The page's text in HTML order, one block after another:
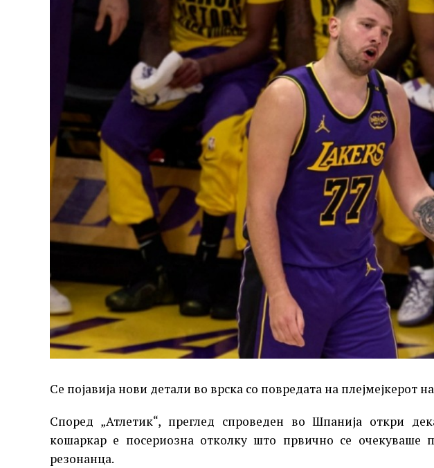
Се појавија нови детали во врска со повредата на плејмејкерот
Според „Атлетик“, преглед спроведен во Шпанија откри
кошаркар е посериозна отколку што првично се очекуваше
резонанца.